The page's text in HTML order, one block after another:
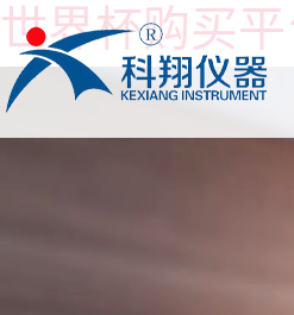
世界杯购买